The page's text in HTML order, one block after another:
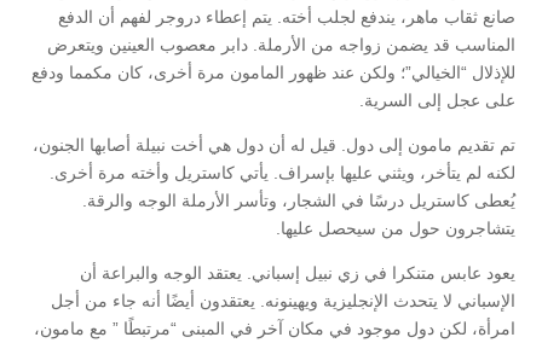
صانع ثقاب ماهر، يندفع لجلب أخته. يتم إعطاء دروجر لفهم أن الدفع
المناسب قد يضمن زواجه من الأرملة. دابر معصوب العينين ويتعرض
للإذلال “الخيالي”؛ ولكن عند ظهور المامون مرة أخرى، كان مكمما ودفع
على عجل إلى السرية.
تم تقديم مامون إلى دول. قيل له أن دول هي أخت نبيلة أصابها الجنون،
لكنه لم يتأخر، ويثني عليها بإسراف. يأتي كاستريل وأخته مرة أخرى.
يُعطى كاستريل درسًا في الشجار، وتأسر الأرملة الوجه والرقة.
يتشاجرون حول من سيحصل عليها.
يعود عابس متنكرا في زي نبيل إسباني. يعتقد الوجه والبراعة أن
الإسباني لا يتحدث الإنجليزية ويهينونه. يعتقدون أيضًا أنه جاء من أجل
امرأة، لكن دول موجود في مكان آخر في المبنى “مرتبطًا ” مع مامون،